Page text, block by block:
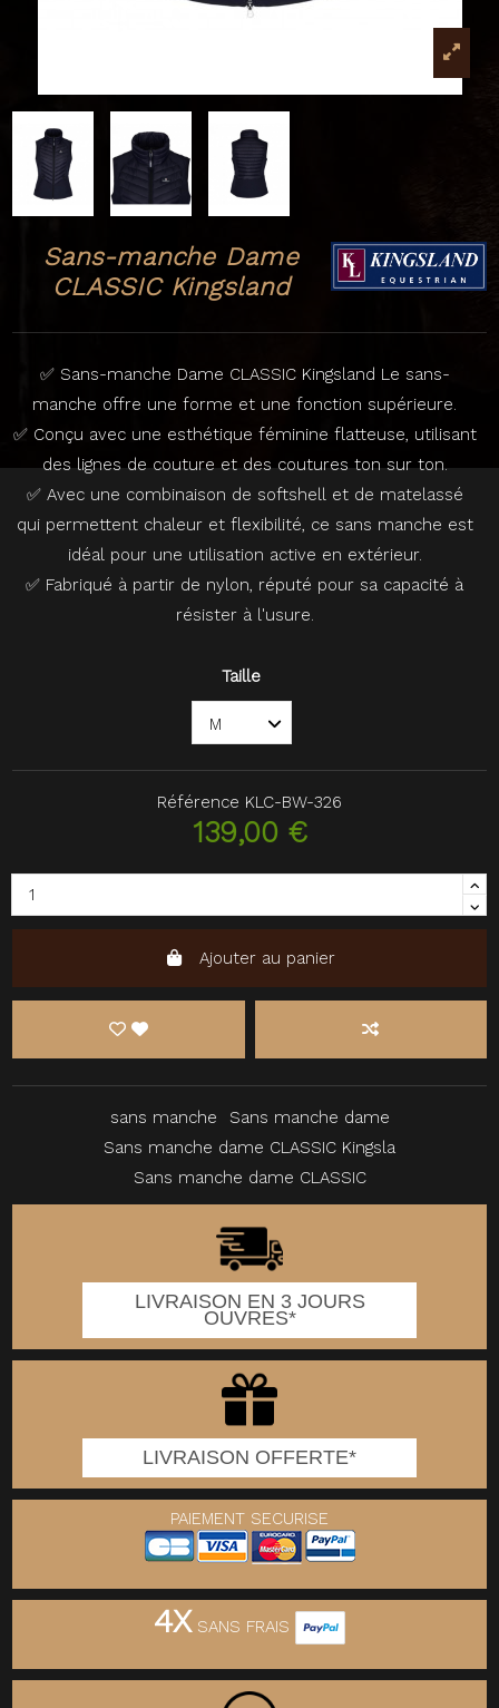
Sans-manche Dame
CLASSIC Kingsland
✅ Sans-manche Dame CLASSIC Kingsland Le sans-
manche offre une forme et une fonction supérieure.
✅ Conçu avec une esthétique féminine flatteuse, utilisant
des lignes de couture et des coutures ton sur ton.
✅ Avec une combinaison de softshell et de matelassé
qui permettent chaleur et flexibilité, ce sans manche est
idéal pour une utilisation active en extérieur.
✅ Fabriqué à partir de nylon, réputé pour sa capacité à
résister à l'usure.
Taille
Référence KLC-BW-326
139,00 €
Ajouter au panier
sans manche
Sans manche dame
Sans manche dame CLASSIC Kingsla
Sans manche dame CLASSIC
LIVRAISON EN 3 JOURS
OUVRES*
LIVRAISON OFFERTE*
PAIEMENT SECURISE
4XSANS FRAIS